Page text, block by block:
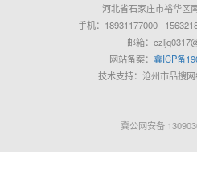
河北省石家庄市裕华区
手机：18931177000
邮箱：
网站备案： 冀ICP备
技术支持：沧州市品搜
冀公网安备